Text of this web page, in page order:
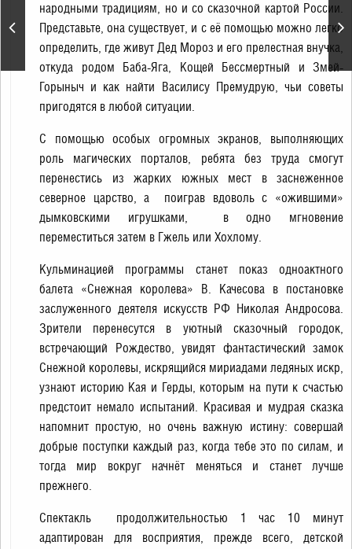
Спектакль «Снежная
королева»
народными традициям, но и со сказочной картой России.
Представьте, она существует, и с её помощью можно легко
определить, где живут Дед Мороз и его прелестная внучка,
откуда родом Баба-Яга, Кощей Бессмертный и Змей-
Горыныч и как найти Василису Премудрую, чьи советы
пригодятся в любой ситуации.
С помощью особых огромных экранов, выполняющих
роль магических порталов, ребята без труда смогут
перенестись из жарких южных мест в заснеженное
северное царство, а поиграв вдоволь с «ожившими»
дымковскими игрушками, в одно мгновение
переместиться затем в Гжель или Хохлому.
Кульминацией программы станет показ одноактного
балета «Снежная королева» В. Качесова в постановке
заслуженного деятеля искусств РФ Николая Андросова.
Зрители перенесутся в уютный сказочный городок,
встречающий Рождество, увидят фантастический замок
Снежной королевы, искрящийся мириадами ледяных искр,
узнают историю Кая и Герды, которым на пути к счастью
предстоит немало испытаний. Красивая и мудрая сказка
напомнит простую, но очень важную истину: совершай
добрые поступки каждый раз, когда тебе это по силам, и
тогда мир вокруг начнёт меняться и станет лучше
прежнего.
Спектакль продолжительностью 1 час 10 минут
адаптирован для восприятия, прежде всего, детской